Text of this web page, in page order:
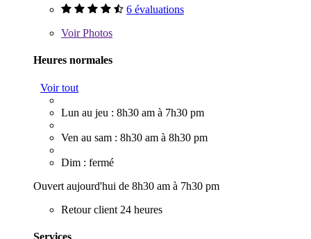
6 évaluations
VoirPhotos
Heures normales
Voir tout
Lun au jeu : 8h30 am à 7h30 pm
Ven au sam : 8h30 am à 8h30 pm
Dim : fermé
Ouvert aujourd'hui de 8h30 am à 7h30 pm
Retour client 24 heures
Services